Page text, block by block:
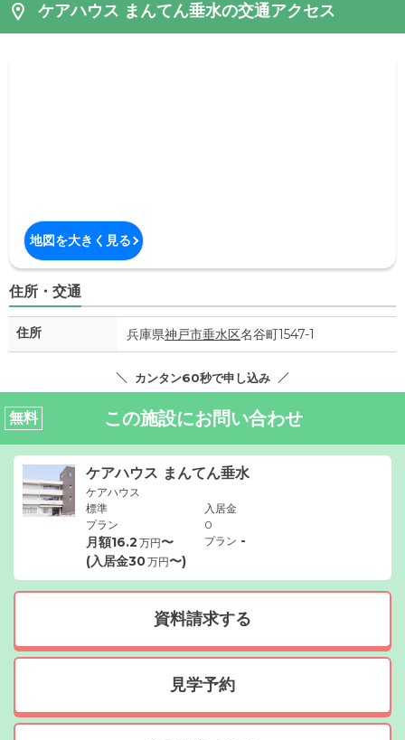
ケアハウス まんてん垂水の交通アクセス
地図を大きく見る
住所・交通
住所 兵庫県神戸市垂水区名谷町1547-1
カンタン60秒で申し込み
無料 この施設にお問い合わせ
ケアハウス まんてん垂水
ケアハウス
標準
プラン
月額16.2 万円〜
(入居金30万円〜)
入居金
0
プラン -
資料請求する
見学予約